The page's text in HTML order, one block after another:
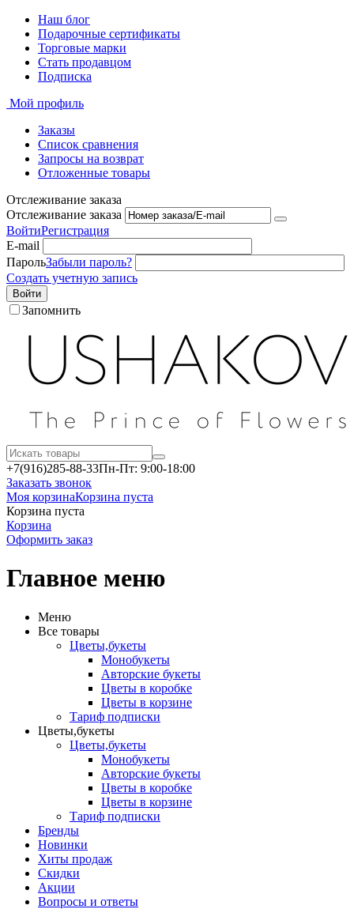
Наш блог
Подарочные сертификаты
Торговые марки
Стать продавцом
Подписка
Мой профиль
Заказы
Список сравнения
Запросы на возврат
Отложенные товары
Отслеживание заказа
Отслеживание заказа
ВойтиРегистрация
E-mail
ПарольЗабыли пароль?
Создать учетную запись
Войти
Запомнить
+7(916)285-88-33Пн-Пт: 9:00-18:00
Заказать звонок
Моя корзинаКорзина пуста
Корзина пуста
Корзина
Оформить заказ
Главное меню
Меню
Все товары
Цветы,букеты
Монобукеты
Авторские букеты
Цветы в коробке
Цветы в корзине
Тариф подписки
Цветы,букеты
Цветы,букеты
Монобукеты
Авторские букеты
Цветы в коробке
Цветы в корзине
Тариф подписки
Бренды
Новинки
Хиты продаж
Скидки
Акции
Вопросы и ответы